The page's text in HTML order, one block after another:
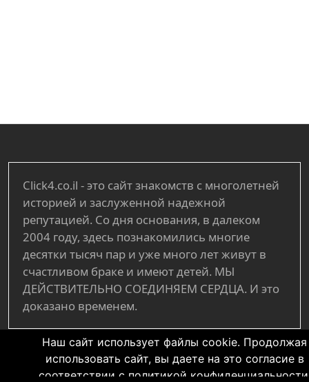
Наш сайт использует файлы cookie. Продолжая
использовать сайт, вы даете на это согласие в
соответствии с политикой
Click4.co.il - это сайт знакомств с многолетней
историей и заслуженной надежной
репутацией. Со дня основания, в далеком
2004 году, здесь познакомились многие
десятки тысяч пар и уже много лет живут в
счастливом браке и имеют детей. МЫ
ДЕЙСТВИТЕЛЬНО СОЕДИНЯЕМ СЕРДЦА. И это
доказано временем.